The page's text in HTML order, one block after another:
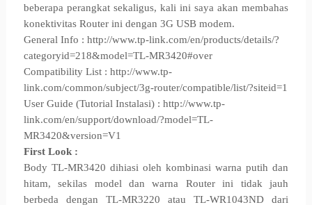
beberapa perangkat sekaligus, kali ini saya akan membahas
konektivitas Router ini dengan 3G USB modem.
General Info : http://www.tp-link.com/en/products/details/?
categoryid=218&model=TL-MR3420#over
Compatibility List : http://www.tp-
link.com/common/subject/3g-router/compatible/list/?siteid=1
User Guide (Tutorial Instalasi) : http://www.tp-
link.com/en/support/download/?model=TL-
MR3420&version=V1
First Look :
Body TL-MR3420 dihiasi oleh kombinasi warna putih dan
hitam, sekilas model dan warna Router ini tidak jauh
berbeda dengan TL-MR3220 atau TL-WR1043ND dari